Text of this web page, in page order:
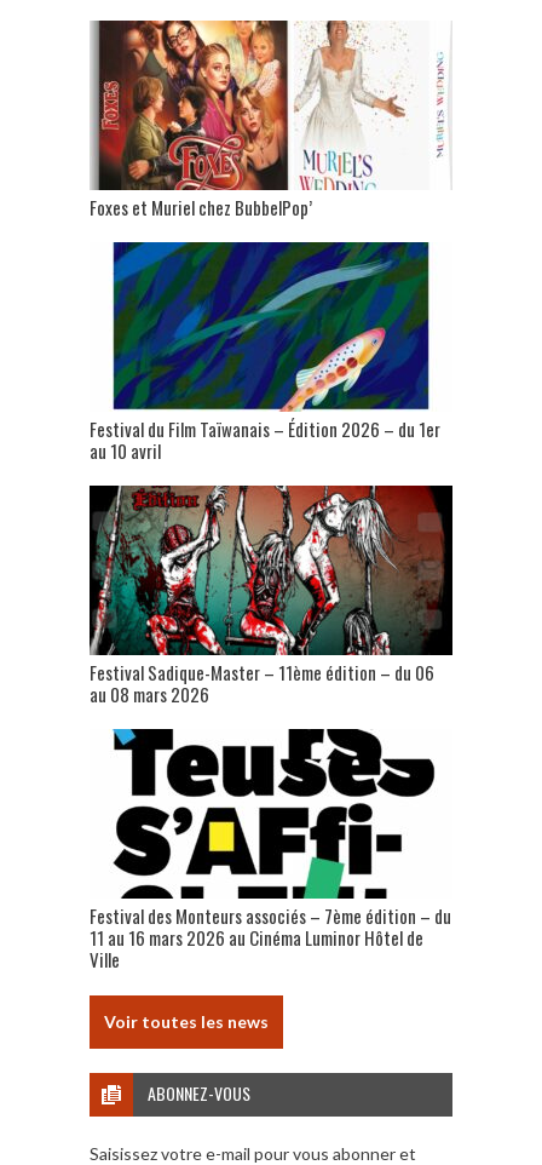
Foxes et Muriel chez BubbelPop’
Festival du Film Taïwanais – Édition 2026 – du 1er
au 10 avril
Festival Sadique-Master – 11ème édition – du 06
au 08 mars 2026
Festival des Monteurs associés – 7ème édition – du
11 au 16 mars 2026 au Cinéma Luminor Hôtel de
Ville
Voir toutes les news
ABONNEZ-VOUS
Saisissez votre e-mail pour vous abonner et